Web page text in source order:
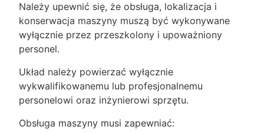
Należy upewnić się, że obsługa, lokalizacja i
konserwacja maszyny muszą być wykonywane
wyłącznie przez przeszkolony i upoważniony
personel.
Układ należy powierzać wyłącznie
wykwalifikowanemu lub profesjonalnemu
personelowi oraz inżynierowi sprzętu.
Obsługa maszyny musi zapewniać: